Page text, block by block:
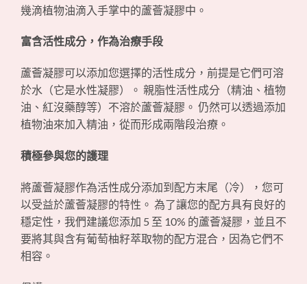
幾滴植物油滴入手掌中的蘆薈凝膠中。
富含活性成分，作為治療手段
蘆薈凝膠可以添加您選擇的活性成分，前提是它們可溶
於水（它是水性凝膠）。 親脂性活性成分（精油、植物
油、紅沒藥醇等）不溶於蘆薈凝膠。 仍然可以透過添加
植物油來加入精油，從而形成兩階段治療。
積極參與您的護理
將蘆薈凝膠作為活性成分添加到配方末尾（冷），您可
以受益於蘆薈凝膠的特性。 為了讓您的配方具有良好的
穩定性，我們建議您添加 5 至 10% 的蘆薈凝膠，並且不
要將其與含有葡萄柚籽萃取物的配方混合，因為它們不
相容。